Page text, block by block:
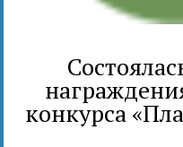
конкурса